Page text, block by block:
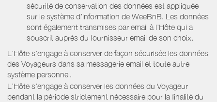
sécurité de conservation des données est appliquée
sur le système d’information de WeeBnB. Les données
sont également transmises par email à l’Hôte qui a
souscrit auprès du fournisseur email de son choix.
L’Hôte s’engage à conserver de façon sécurisée les données
des Voyageurs dans sa messagerie email et toute autre
système personnel.
L’Hôte s’engage à conserver les données du Voyageur
pendant la période strictement nécessaire pour la finalité du